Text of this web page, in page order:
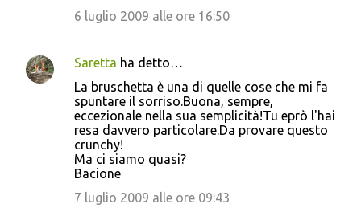
6 luglio 2009 alle ore 16:50
Saretta ha detto…
La bruschetta è una di quelle cose che mi fa
spuntare il sorriso.Buona, sempre,
eccezionale nella sua semplicità!Tu eprò l'hai
resa davvero particolare.Da provare questo
crunchy!
Ma ci siamo quasi?
Bacione
7 luglio 2009 alle ore 09:43